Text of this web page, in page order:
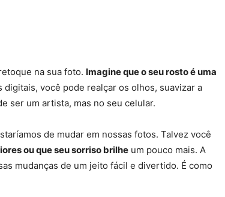
na sua foto. Imagine que o seu rosto é uma
você pode realçar os olhos, suavizar a
ser um artista, mas no seu celular.
de mudar em nossas fotos. Talvez você
ou que seu sorriso brilhe um pouco mais. A
mudanças de um jeito fácil e divertido. É como